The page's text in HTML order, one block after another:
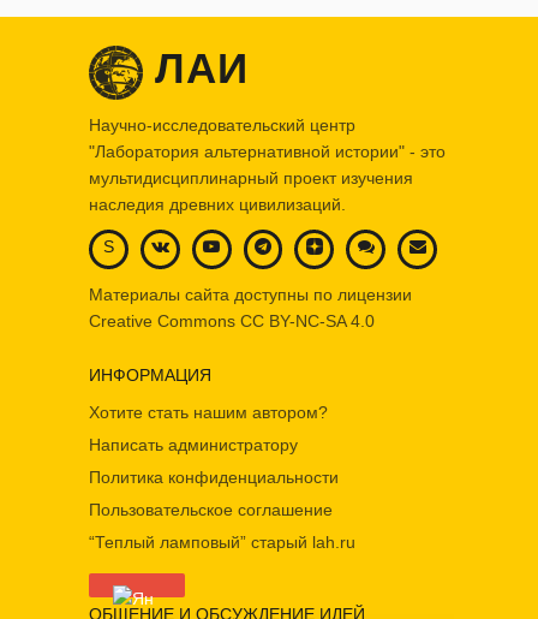
ЛАИ
Научно-исследовательский центр
"Лаборатория альтернативной истории" - это
мультидисциплинарный проект изучения
наследия древних цивилизаций.
S
Материалы сайта доступны по лицензии
Creative Commons CC BY-NC-SA 4.0
ИНФОРМАЦИЯ
Хотите стать нашим автором?
Написать администратору
Политика конфиденциальности
Пользовательское соглашение
“Теплый ламповый” старый lah.ru
ОБЩЕНИЕ И ОБСУЖДЕНИЕ ИДЕЙ